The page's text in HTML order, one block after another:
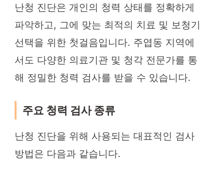
난청 진단은 개인의 청력 상태를 정확하게
파악하고, 그에 맞는 최적의 치료 및 보청기
선택을 위한 첫걸음입니다. 주엽동 지역에
서도 다양한 의료기관 및 청각 전문가를 통
해 정밀한 청력 검사를 받을 수 있습니다.
주요 청력 검사 종류
난청 진단을 위해 사용되는 대표적인 검사
방법은 다음과 같습니다.